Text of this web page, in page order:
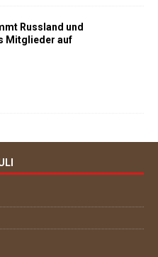
Russland und
Mitglieder auf